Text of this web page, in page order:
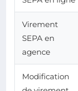
Virement
SEPA en
agence
Modification